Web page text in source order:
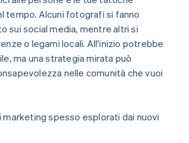
tempo. Alcuni fotografi si fanno
sui social media, mentre altri si
o legami locali. All'inizio potrebbe
ma una strategia mirata può
nelle comunità che vuoi
marketing spesso esplorati dai nuovi